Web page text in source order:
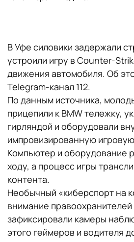
В Уфе силовики задержали
устроили игру в Counter-
движения автомобиля. Об
Telegram-канал 112.
По данным источника,
прицепили к BMW тележку,
гирляндой и оборудовали
импровизированную
Компьютер и оборудование
ходу, а процесс игры
контента.
Необычный «киберспорт на
внимание
зафиксировали камеры
этого геймеров и водителя